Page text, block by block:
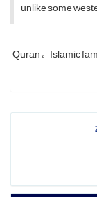
unlike some
Quran Islamic